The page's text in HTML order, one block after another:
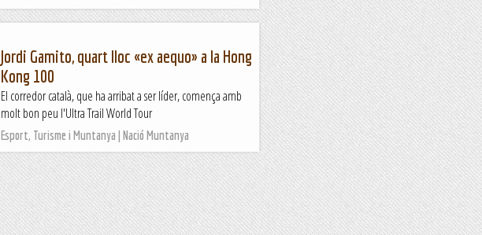
Jordi Gamito, quart lloc «ex aequo» a la Hong
Kong 100
El corredor català, que ha arribat a ser líder, comença amb
molt bon peu l'Ultra Trail World Tour
Esport, Turisme i Muntanya | Nació Muntanya